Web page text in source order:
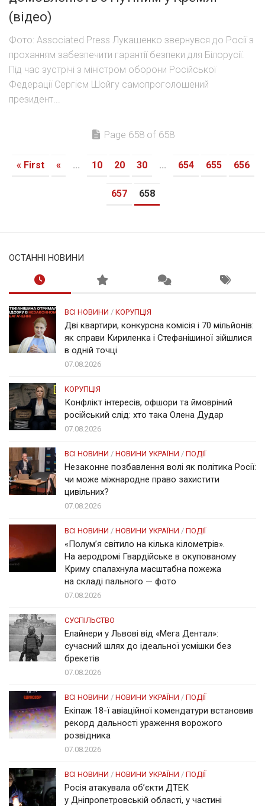
(відео)
Фото: Associated Press Лукашенко звернувся до Росії з
проханням забезпечити гарантії безпеки для Білорусії.
Під час зустрічі з міністром оборони Російської
Федерації Сергієм Шойгу самопроголошений
президент...
Page 658 of 658
« First « ... 10 20 30 ... 654 655 656
657 658
ОСТАННІ НОВИНИ
ВСІ НОВИНИ / КОРУПЦІЯ
Дві квартири, конкурсна комісія і 70 мільйонів:
як справи Кириленка і Стефанішиної зійшлися
в одній точці
07.08.2026
КОРУПЦІЯ
Конфлікт інтересів, офшори та ймовріний
російський слід: хто така Олена Дудар
07.08.2026
ВСІ НОВИНИ / НОВИНИ УКРАЇНИ / ПОДІЇ
Незаконне позбавлення волі як політика Росії:
чи може міжнародне право захистити
цивільних?
07.08.2026
ВСІ НОВИНИ / НОВИНИ УКРАЇНИ / ПОДІЇ
«Полум’я світило на кілька кілометрів».
На аеродромі Гвардійське в окупованому
Криму спалахнула масштабна пожежа
на складі пального — фото
07.08.2026
СУСПІЛЬСТВО
Елайнери у Львові від «Мега Дентал»:
сучасний шлях до ідеальної усмішки без
брекетів
07.08.2026
ВСІ НОВИНИ / НОВИНИ УКРАЇНИ / ПОДІЇ
Екіпаж 18-ї авіаційної комендатури встановив
рекорд дальності ураження ворожого
розвідника
07.08.2026
ВСІ НОВИНИ / НОВИНИ УКРАЇНИ / ПОДІЇ
Росія атакувала об’єкти ДТЕК
у Дніпропетровській області, у частині